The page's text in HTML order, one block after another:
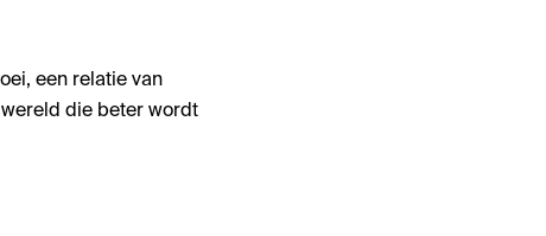
een relatie van
die beter wordt